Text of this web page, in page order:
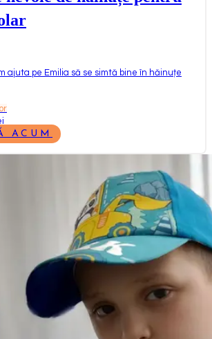
ajuta pe Emilia să se simtă bine în hăinuțe
ACUM